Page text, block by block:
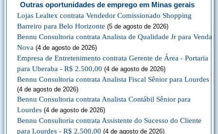
Outras oportunidades de emprego em Minas gerais
Lojas Lealtex contrata Vendedor Comissionado Shopping
Barreiro para Belo Horizonte (5 de agosto de 2026)
Bennu Consultoria contrata Analista de Qualidade Jr para Venda
Nova (4 de agosto de 2026)
Empresa de Entretenimento contrata Gerente de Área - Portaria
para Uberaba - R$ 2.500,00 (4 de agosto de 2026)
Bennu Consultoria contrata Analista Fiscal Sênior para Lourdes
(4 de agosto de 2026)
Bennu Consultoria contrata Analista Contábil Sênior para
Lourdes (4 de agosto de 2026)
Bennu Consultoria contrata Assistente do Sucesso do Cliente
para Lourdes - R$ 2.500,00 (4 de agosto de 2026)